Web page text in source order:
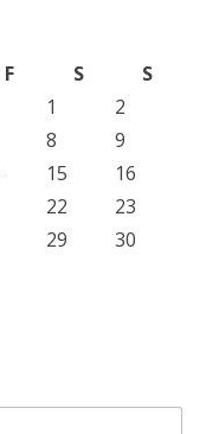
F S
S
1
2
8
9
15
16
22
23
29
30